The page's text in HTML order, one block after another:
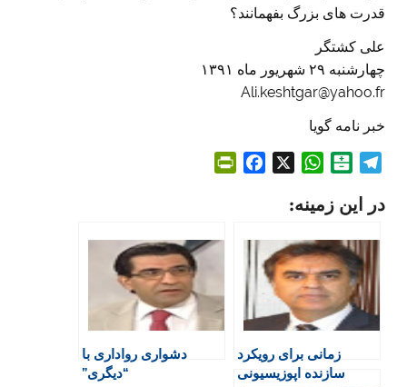
قدرت های بزرگ بفهمانند؟
علی کشتگر
چهارشنبه ۲۹ شهريور ماه ۱۳۹۱
Ali.keshtgar@yahoo.fr
خبر نامه گویا
l
g
r
a
m
t
a
r
i
W
a
s
A
p
p
t
r
i
e
در این زمینه:
زمانی برای رویکرد
سازنده اپوزیسیونی
دشواری رواداری با
“دیگری”